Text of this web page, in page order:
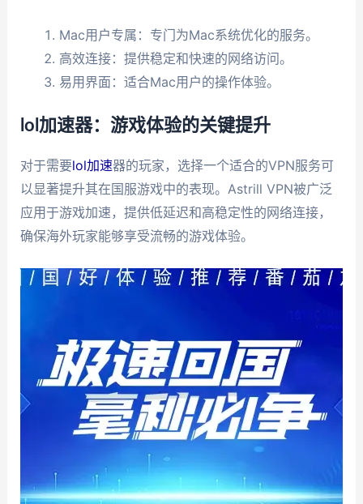
Mac用户专属：专门为Mac系统优化的服务。
高效连接：提供稳定和快速的网络访问。
易用界面：适合Mac用户的操作体验。
lol加速器：游戏体验的关键提升
对于需要lol加速器的玩家，选择一个适合的VPN服务可
以显著提升其在国服游戏中的表现。Astrill VPN被广泛
应用于游戏加速，提供低延迟和高稳定性的网络连接，
确保海外玩家能够享受流畅的游戏体验。